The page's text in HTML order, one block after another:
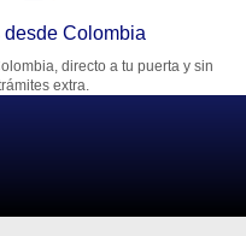
desde Colombia
directo a tu puerta y sin
extra.